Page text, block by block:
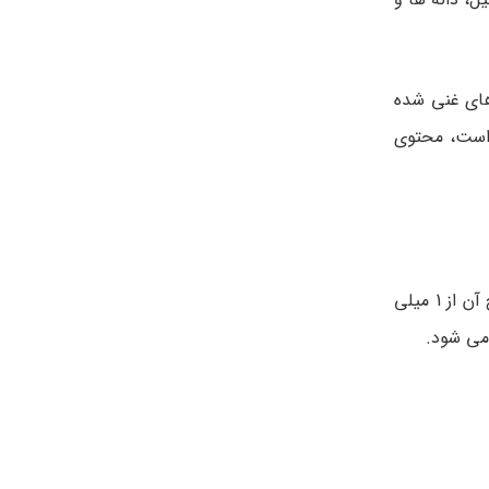
غنی شده
محتوی
شیر، بطری آب معدنی نیز می تواند منابع منیزیم باشد اما مقدار منیزیم در آب با توجه به منبع آن و نام تجاری آن متفاوت است .(رنج آن از 1 میلی